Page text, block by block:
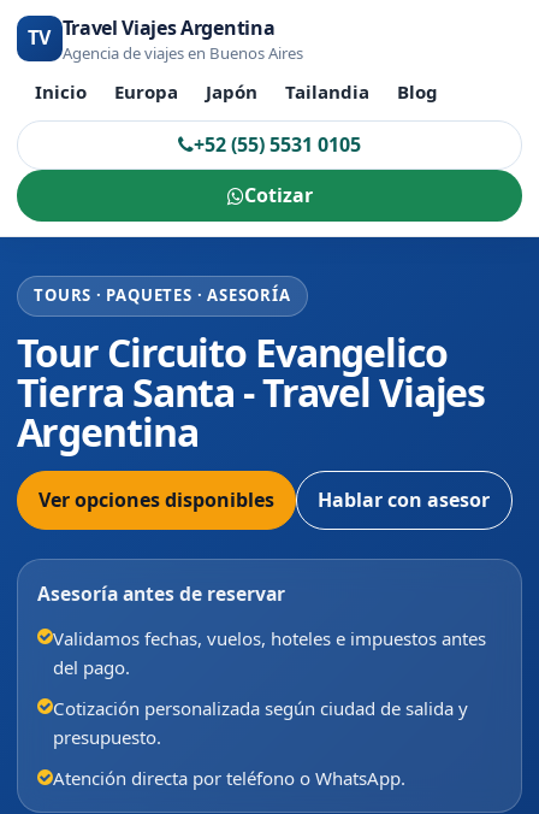
TV Travel Viajes Argentina
Agencia de viajes en Buenos Aires
Inicio Europa Japón Tailandia Blog
+52 (55) 5531 0105
Cotizar
TOURS · PAQUETES · ASESORÍA
Tour Circuito Evangelico
Tierra Santa - Travel Viajes
Argentina
Ver opciones disponibles Hablar con asesor
Asesoría antes de reservar
Validamos fechas, vuelos, hoteles e impuestos antes
del pago.
Cotización personalizada según ciudad de salida y
presupuesto.
Atención directa por teléfono o WhatsApp.